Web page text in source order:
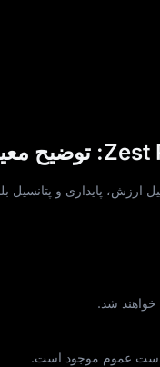
دست عموم موجود است.